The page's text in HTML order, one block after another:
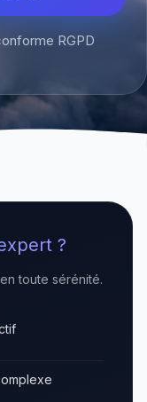
RGPD
?
toute sérénité.